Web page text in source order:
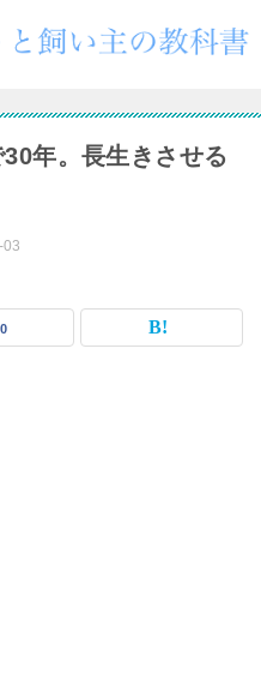
年。長生きさせる
03
0